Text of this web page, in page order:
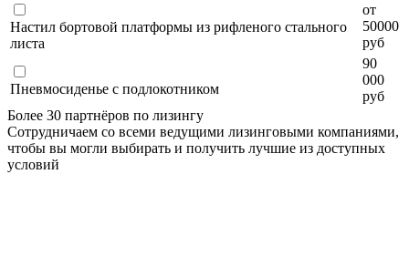
Настил бортовой платформы из рифленого стального
листа
от
50000
руб
Пневмосиденье с подлокотником
90
000
руб
Более 30 партнёров по лизингу
Сотрудничаем со всеми ведущими лизинговыми компаниями,
чтобы вы могли выбирать и получить лучшие из доступных
условий